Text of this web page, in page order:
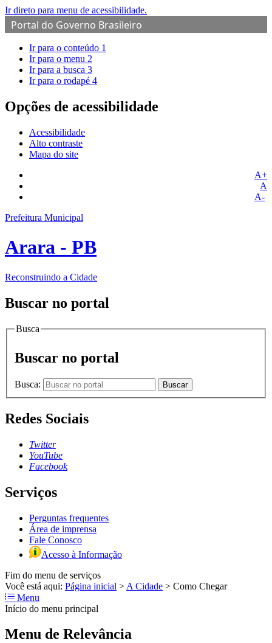
Ir direto para menu de acessibilidade.
Portal do Governo Brasileiro
Ir para o conteúdo 1
Ir para o menu 2
Ir para a busca 3
Ir para o rodapé 4
Opções de acessibilidade
Acessibilidade
Alto contraste
Mapa do site
A+
A
A-
Prefeitura Municipal
Arara - PB
Reconstruindo a Cidade
Buscar no portal
Busca
Buscar no portal
Busca: Buscar
Redes Sociais
Twitter
YouTube
Facebook
Serviços
Perguntas frequentes
Área de imprensa
Fale Conosco
Acesso à Informação
Fim do menu de serviços
Você está aqui: Página inicial > A Cidade > Como Chegar
Menu
Início do menu principal
Menu de Relevância